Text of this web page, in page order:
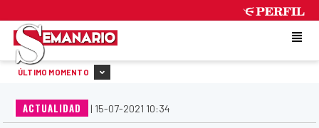
ÚLTIMO MOMENTO
ACTUALIDAD | 15-07-2021 10:34